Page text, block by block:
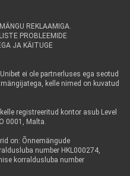
REKLAAMIGA.
PROBLEEMIDE
JA KÄITUGE
ei ole partnerluses ega seotud
kelle nimed on kuvatud
registreeritud kontor asub Level
0001, Malta.
on: Õnnemängude
number HKL000274,
korraldusluba number